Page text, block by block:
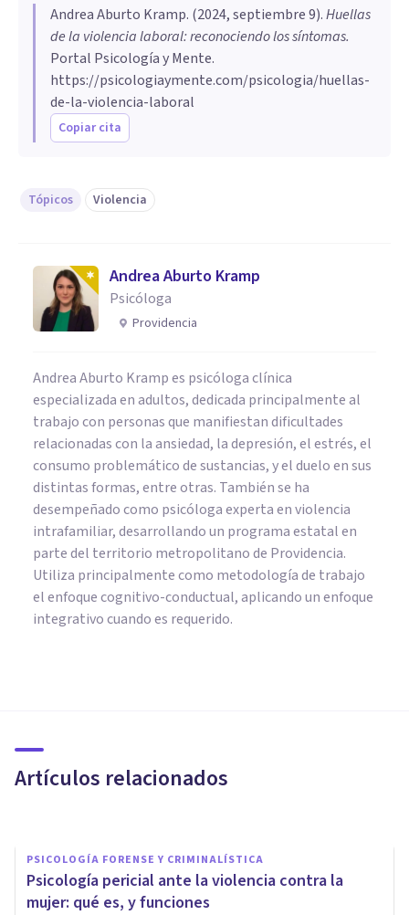
Andrea Aburto Kramp. (2024, septiembre 9).Huellas
de la violencia laboral: reconociendo los síntomas.
Portal Psicología y Mente.
https://psicologiaymente.com/psicologia/huellas-
de-la-violencia-laboral
Copiar cita
Tópicos Violencia
Andrea Aburto Kramp
Psicóloga
Providencia
Andrea Aburto Kramp es psicóloga clínica
especializada en adultos, dedicada principalmente al
trabajo con personas que manifiestan dificultades
relacionadas con la ansiedad, la depresión, el estrés, el
consumo problemático de sustancias, y el duelo en sus
distintas formas, entre otras. También se ha
desempeñado como psicóloga experta en violencia
intrafamiliar, desarrollando un programa estatal en
parte del territorio metropolitano de Providencia.
Utiliza principalmente como metodología de trabajo
el enfoque cognitivo-conductual, aplicando un enfoque
integrativo cuando es requerido.
Artículos relacionados
liberación emocional
PSICOLOGÍA FORENSE Y CRIMINALÍSTICA
Psicología pericial ante la violencia contra la
mujer: qué es, y funciones